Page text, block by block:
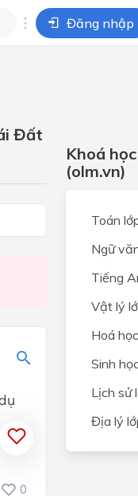
Đăng nhập
Đất
0
Khoá
(olm.vn)
Toán
Ngữ
Tiếng
Vật lý
Hoá
Sinh
Lịch sử
Địa lý